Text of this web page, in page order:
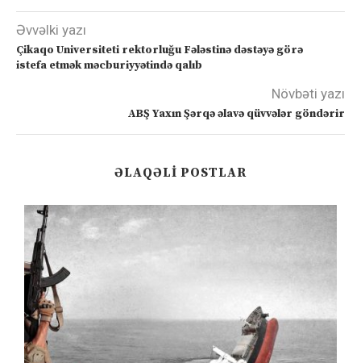
Əvvəlki yazı
Çikaqo Universiteti rektorluğu Fələstinə dəstəyə görə
istefa etmək məcburiyyətində qalıb
Növbəti yazı
ABŞ Yaxın Şərqə əlavə qüvvələr göndərir
ƏLAQƏLI POSTLAR